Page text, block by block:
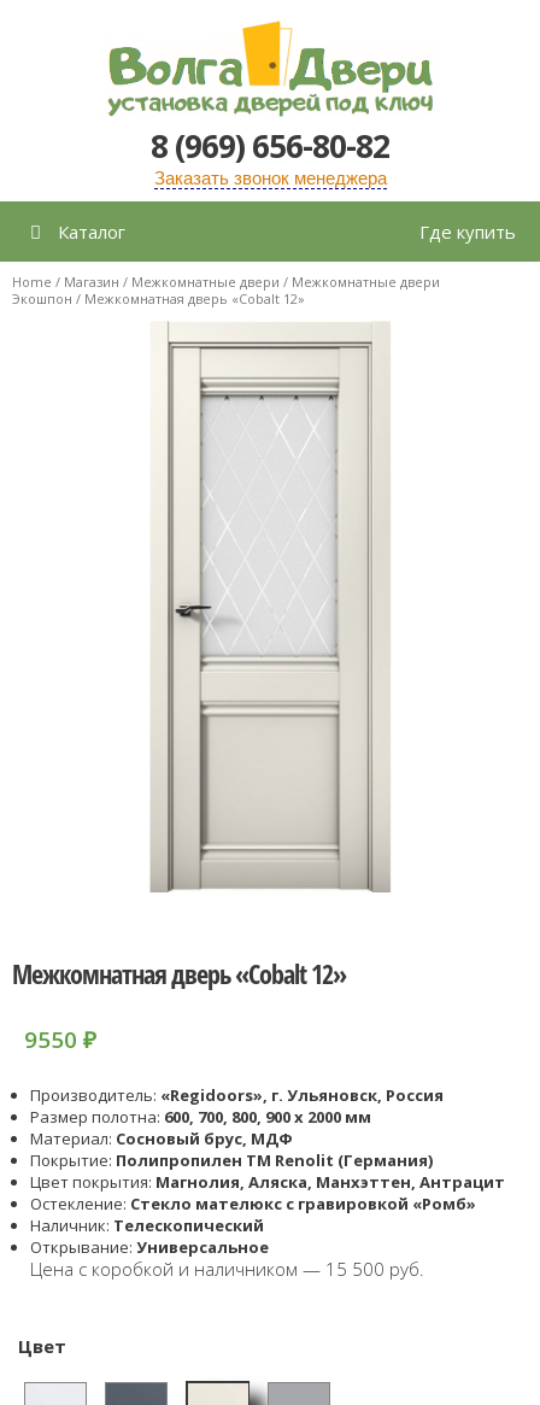
содержимому
8 (969) 656-80-82
Заказать звонок менеджера
Каталог Где купить
Home / Магазин / Межкомнатные двери / Межкомнатные двери
Экошпон / Межкомнатная дверь «Cobalt 12»
Межкомнатная дверь «Cobalt 12»
9550 ₽
Производитель: «Regidoors», г. Ульяновск, Россия
Размер полотна: 600, 700, 800, 900 x 2000 мм
Материал: Сосновый брус, МДФ
Покрытие: Полипропилен TM Renolit (Германия)
Цвет покрытия: Магнолия, Аляска, Манхэттен, Антрацит
Остекление: Стекло мателюкс с гравировкой «Ромб»
Наличник: Телескопический
Открывание: Универсальное
Цена с коробкой и наличником — 15 500 руб.
Цвет